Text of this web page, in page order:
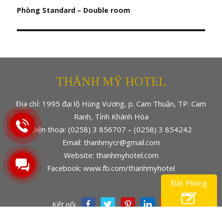
Đặt Phòng
hướng
Phòng Standard – Double room
THÀNH MỸ HOTEL
Địa chỉ: 1995 đại lộ Hùng Vương, p. Cam Thuận, TP. Cam
Ranh, Tỉnh Khánh Hòa
Điện thoại: (0258) 3 856707 – (0258) 3 854242
Email: thanhmycr@gmail.com
Website: thanhmyhotel.com
Facebook: www.fb.com/thanhmyhotel
Kết nối